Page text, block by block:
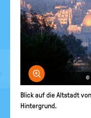
Bild
Blick auf die Altstadt
Hintergrund.